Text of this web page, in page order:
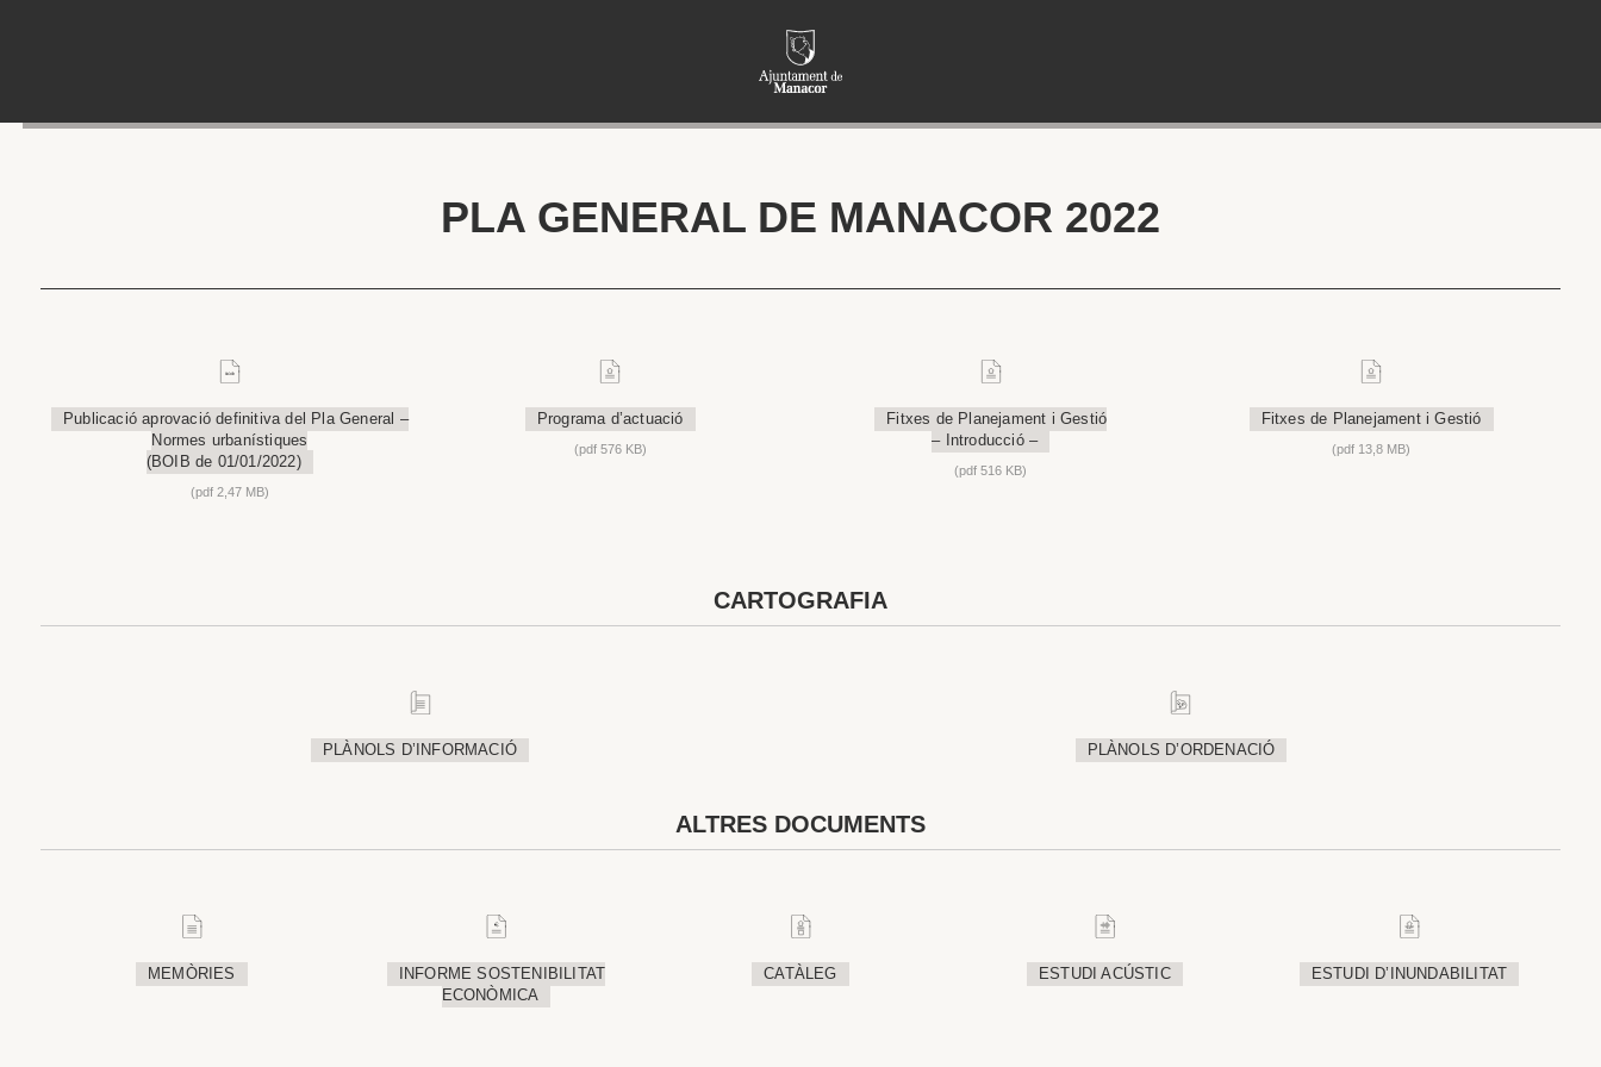
PLA GENERAL DE MANACOR 2022
Publicació aprovació definitiva del Pla General –
Normes urbanístiques
(BOIB de 01/01/2022)
(pdf 2,47 MB)
Programa d’actuació
(pdf 576 KB)
Fitxes de Planejament i Gestió
– Introducció –
(pdf 516 KB)
Fitxes de Planejament i Gestió
(pdf 13,8 MB)
CARTOGRAFIA
PLÀNOLS D’INFORMACIÓ PLÀNOLS D’ORDENACIÓ
ALTRES DOCUMENTS
MEMÒRIES
INFORME SOSTENIBILITAT
ECONÒMICA
CATÀLEG ESTUDI ACÚSTIC ESTUDI D’INUNDABILITAT